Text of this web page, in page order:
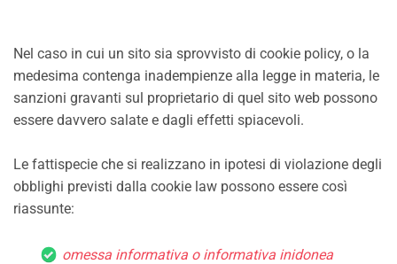
Nel caso in cui un sito sia sprovvisto di cookie policy, o la
medesima contenga inadempienze alla legge in materia, le
sanzioni gravanti sul proprietario di quel sito web possono
essere davvero salate e dagli effetti spiacevoli.
Le fattispecie che si realizzano in ipotesi di violazione degli
obblighi previsti dalla cookie law possono essere così
riassunte:
omessa informativa o informativa inidonea